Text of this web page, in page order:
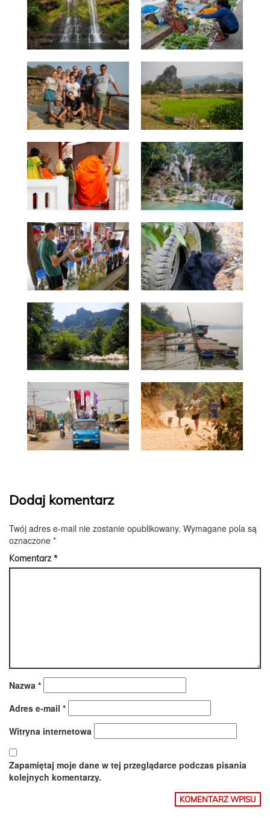
Dodaj komentarz
Twój adres e-mail nie zostanie opublikowany. Wymagane pola są
oznaczone *
Komentarz*
Nazwa *
Adres e-mail *
Witryna internetowa
Zapamiętaj moje dane w tej przeglądarce podczas pisania
kolejnych komentarzy.